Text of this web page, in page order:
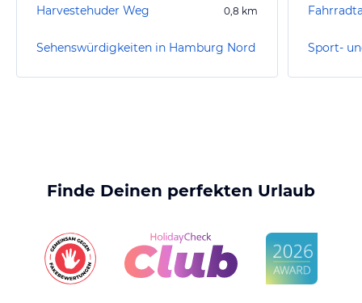
Harvestehuder Weg 0,8 km
Sehenswürdigkeiten in Hamburg Nord
Finde Deinen perfekten Urlaub